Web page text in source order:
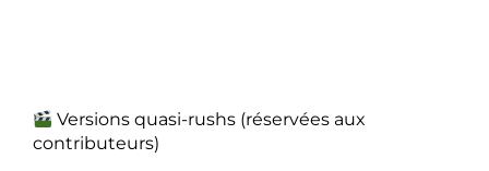
Versions quasi-rushs (réservées aux
contributeurs)